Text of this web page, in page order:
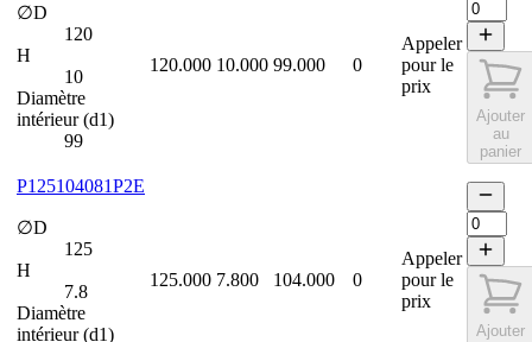
∅D
120
H
10
Diamètre
intérieur (d1)
99
120.000 10.000 99.000 0
Appeler
pour le
prix
Ajouter
au
panier
P125104081P2E
∅D
125
H
7.8
Diamètre
intérieur (d1)
125.000 7.800 104.000 0
Appeler
pour le
prix
Ajouter